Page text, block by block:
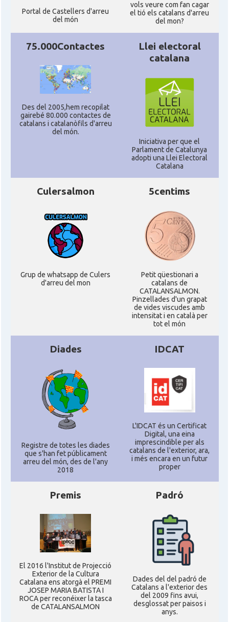
Portal de Castellers d'arreu
del món
vols veure com fan cagar
el tió els catalans d'arreu
del mon?
75.000Contactes
Des del 2005,hem recopilat
gairebé 80.000 contactes de
catalans i catalanòfils d'arreu
del món.
Llei electoral
catalana
Iniciativa per que el
Parlament de Catalunya
adopti una Llei Electoral
Catalana
Culersalmon
Grup de whatsapp de Culers
d'arreu del mon
5centims
Petit qüestionari a
catalans de
CATALANSALMON.
Pinzellades d'un grapat
de vides viscudes amb
intensitat i en català per
tot el món
Diades
Registre de totes les diades
que s'han fet públicament
arreu del món, des de l'any
2018
IDCAT
L'IDCAT és un Certificat
Digital, una eina
imprescindible per als
catalans de l'exterior, ara,
i més encara en un futur
proper
Premis
El 2016 l'Institut de Projecció
Exterior de la Cultura
Catalana ens atorgà el PREMI
JOSEP MARIA BATISTA I
ROCA per reconéixer la tasca
de CATALANSALMON
Padró
Dades del del padró de
Catalans a l'exterior des
del 2009 fins avui,
desglossat per paisos i
anys.